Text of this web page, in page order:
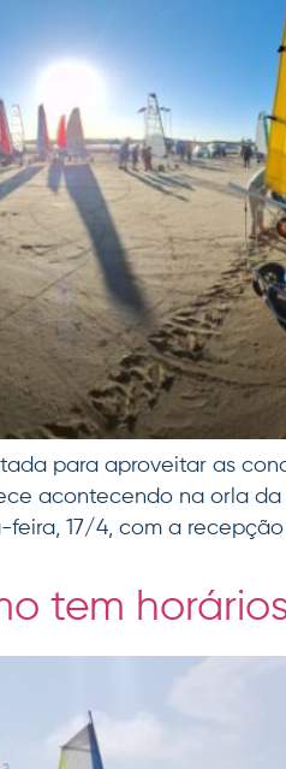
para aproveitar as
acontecendo na orla
17/4, com a
tem